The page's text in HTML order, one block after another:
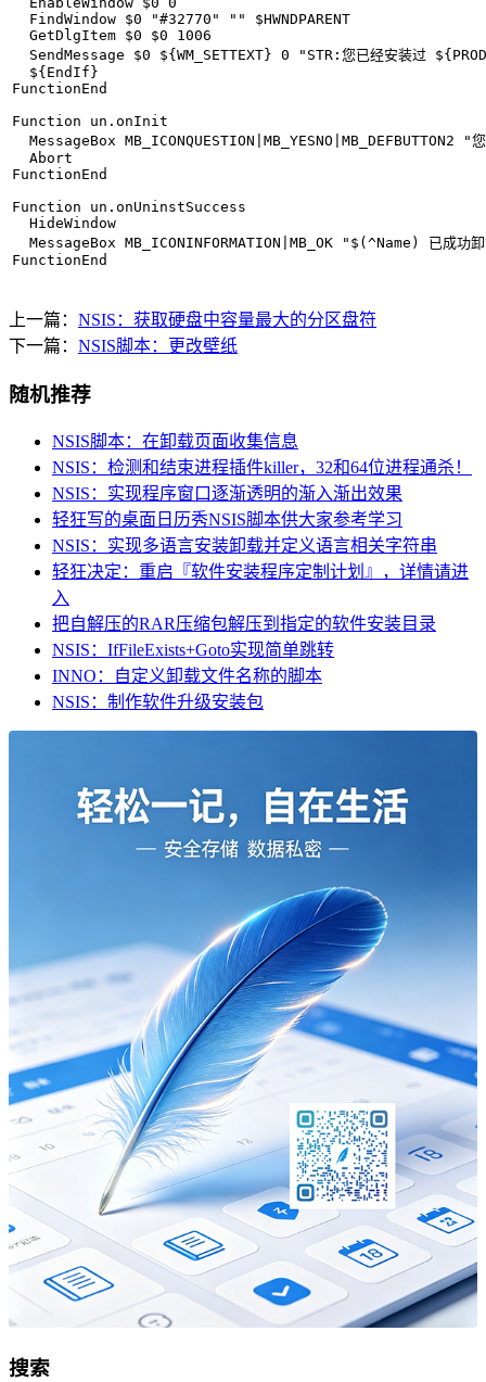
  FindWindow $0 "#32770" "" $HWNDPARENT
  GetDlgItem $0 $0 1006
SendMessage $0 ${WM_SETTEXT} 0 "STR:您已经安装过
  ${EndIf}
FunctionEnd
Function un.onInit
MessageBox MB_ICONQUESTION|MB_YESNO|MB_DEFBUTTON2 "您
  Abort
FunctionEnd
Function un.onUninstSuccess
  HideWindow
MessageBox MB_ICONINFORMATION|MB_OK "$(^Name) 已成功卸载
FunctionEnd
上一篇： NSIS：获取硬盘中容量最大的分区盘符
下一篇： NSIS脚本：更改壁纸
随机推荐
NSIS脚本：在卸载页面收集信息
NSIS：检测和结束进程插件killer，32和64位进程通杀！
NSIS：实现程序窗口逐渐透明的渐入渐出效果
轻狂写的桌面日历秀NSIS脚本供大家参考学习
NSIS：实现多语言安装卸载并定义语言相关字符串
轻狂决定：重启『软件安装程序定制计划』，详情请进
入
把自解压的RAR压缩包解压到指定的软件安装目录
NSIS：IfFileExists+Goto实现简单跳转
INNO：自定义卸载文件名称的脚本
NSIS：制作软件升级安装包
搜索